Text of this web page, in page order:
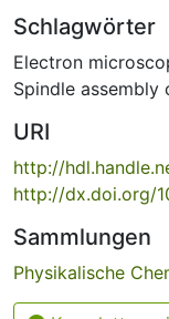
Schlagwörter
Electron
Spindle assembly
URI
http://
http://dx.doi.org/
Sammlungen
Physikalische